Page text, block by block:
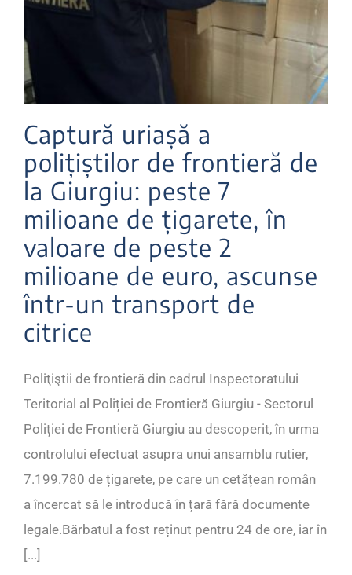
Captură uriașă a
polițiștilor de frontieră de
la Giurgiu: peste 7
milioane de țigarete, în
valoare de peste 2
milioane de euro, ascunse
într-un transport de
citrice
Poliţiştii de frontieră din cadrul Inspectoratului
Teritorial al Poliției de Frontieră Giurgiu - Sectorul
Poliției de Frontieră Giurgiu au descoperit, în urma
controlului efectuat asupra unui ansamblu rutier,
7.199.780 de țigarete, pe care un cetățean român
a încercat să le introducă în țară fără documente
legale.Bărbatul a fost reținut pentru 24 de ore, iar în
[...]